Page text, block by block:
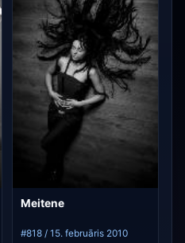
Meitene
#818 / 15. februāris 2010